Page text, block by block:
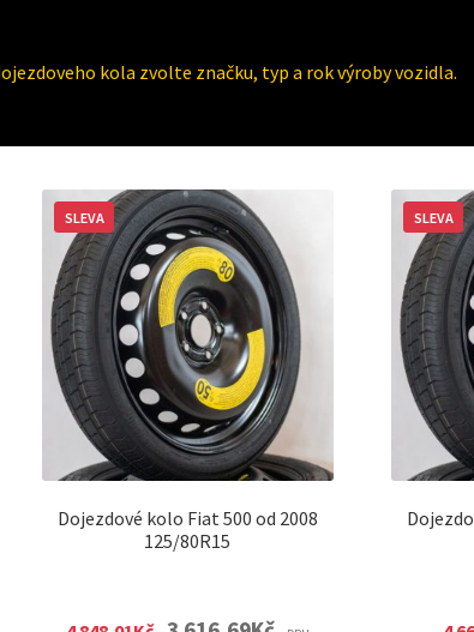
kola zvolte značku, typ a rok výroby vozidla.
Dojezdové kolo Fiat 500 od 2008
125/80R15
SLEVA
Original
Current
SLEVA